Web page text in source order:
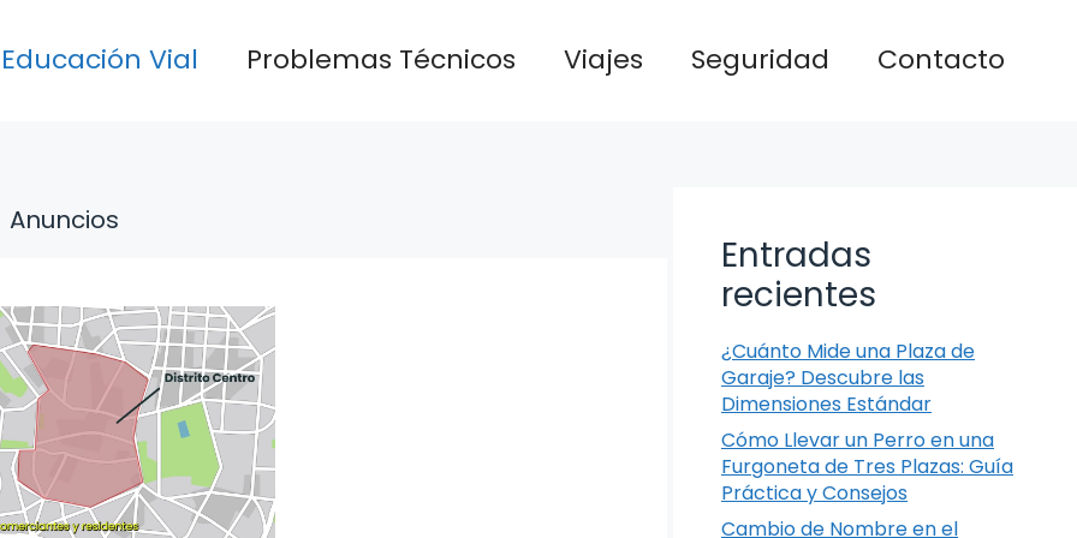
Educación Vial Problemas Técnicos Viajes Seguridad Contacto
Anuncios
Entradas
recientes
¿Cuánto Mide una Plaza de
Garaje? Descubre las
Dimensiones Estándar
Cómo Llevar un Perro en una
Furgoneta de Tres Plazas: Guía
Práctica y Consejos
Cambio de Nombre en el